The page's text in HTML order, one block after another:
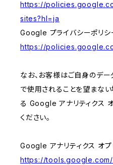
https://
sites?hl=ja
Google プライバシーポリシ
https://
なお、お客様はご自身のデ
で使用されることを望まな
る Google アナリティクス
ください。
Google アナリティクス オプ
https://